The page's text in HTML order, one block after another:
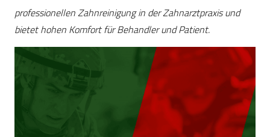
professionellen Zahnreinigung in der Zahnarztpraxis und
bietet hohen Komfort für Behandler und Patient.